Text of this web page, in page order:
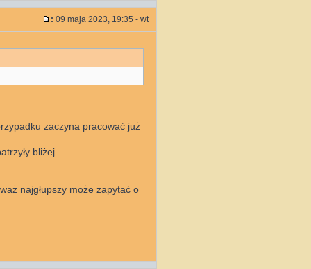
: 09 maja 2023, 19:35 - wt
zaczyna pracować już
bliżej.
najgłupszy może zapytać o